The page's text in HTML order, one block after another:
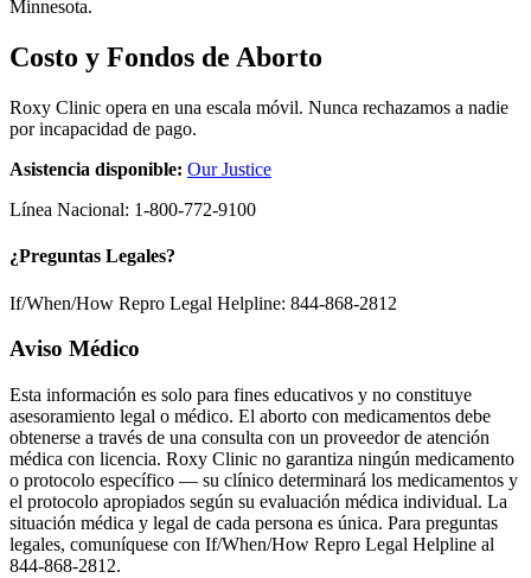
Minnesota.
Costo y Fondos de Aborto
Roxy Clinic opera en una escala móvil. Nunca rechazamos a nadie
por incapacidad de pago.
Asistencia disponible: Our Justice
Línea Nacional: 1-800-772-9100
¿Preguntas Legales?
If/When/How Repro Legal Helpline: 844-868-2812
Aviso Médico
Esta información es solo para fines educativos y no constituye
asesoramiento legal o médico. El aborto con medicamentos debe
obtenerse a través de una consulta con un proveedor de atención
médica con licencia. Roxy Clinic no garantiza ningún medicamento
o protocolo específico — su clínico determinará los medicamentos y
el protocolo apropiados según su evaluación médica individual. La
situación médica y legal de cada persona es única. Para preguntas
legales, comuníquese con If/When/How Repro Legal Helpline al
844-868-2812.